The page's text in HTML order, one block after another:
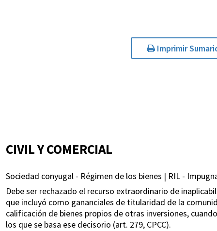
Imprimir
CIVIL Y COMERCIAL
Sociedad conyugal - Régimen de los bienes | RIL -
Debe ser rechazado el recurso extraordinario de
que incluyó como gananciales de titularidad de la
calificación de bienes propios de otras inversiones,
los que se basa ese decisorio (art. 279, CPCC).